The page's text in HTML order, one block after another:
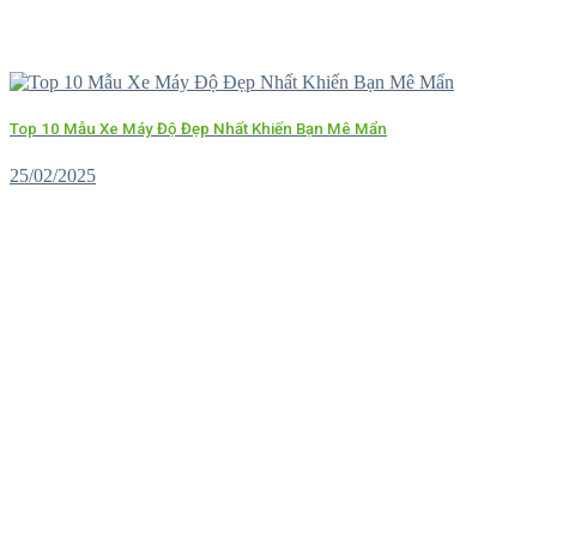
Top 10 Mẫu Xe Máy Độ Đẹp Nhất Khiến Bạn Mê Mẩn
25/02/2025